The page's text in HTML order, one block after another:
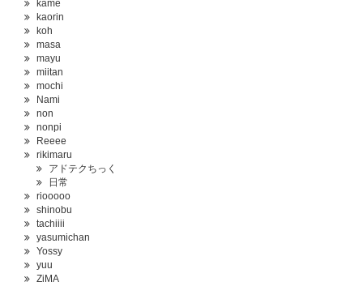
kame
kaorin
koh
masa
mayu
miitan
mochi
Nami
non
nonpi
Reeee
rikimaru
アドテクちっく
日常
riooooo
shinobu
tachiiii
yasumichan
Yossy
yuu
ZiMA